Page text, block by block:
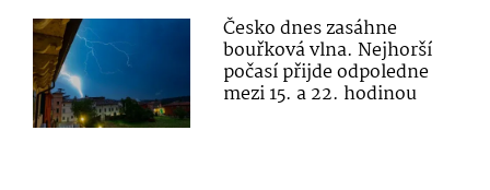
Česko dnes zasáhne
bouřková vlna. Nejhorší
počasí přijde odpoledne
mezi 15. a 22. hodinou